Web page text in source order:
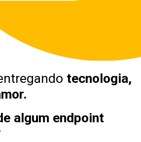
tecnologia,
algum endpoint